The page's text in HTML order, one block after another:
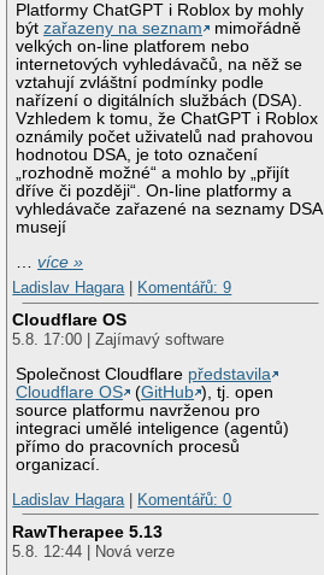
Platformy ChatGPT i Roblox by mohly
býtzařazeny na seznam
mimořádně
velkých on-line platforem nebo
internetových vyhledávačů, na něž se
vztahují zvláštní podmínky podle
nařízení o digitálních službách (DSA).
Vzhledem k tomu, že ChatGPT i Roblox
oznámily počet uživatelů nad prahovou
hodnotou DSA, je toto označení
„rozhodně možné“ a mohlo by „přijít
dříve či později“. On-line platformy a
vyhledávače zařazené na seznamy DSA
musejí
…více »
Ladislav Hagara| Komentářů: 9
Cloudflare OS
5.8. 17:00 | Zajímavý software
Společnost Cloudflare představila
Cloudflare OS
(GitHub ), tj. open
source platformu navrženou pro
integraci umělé inteligence (agentů)
přímo do pracovních procesů
organizací.
Ladislav Hagara| Komentářů: 0
RawTherapee 5.13
5.8. 12:44 | Nová verze